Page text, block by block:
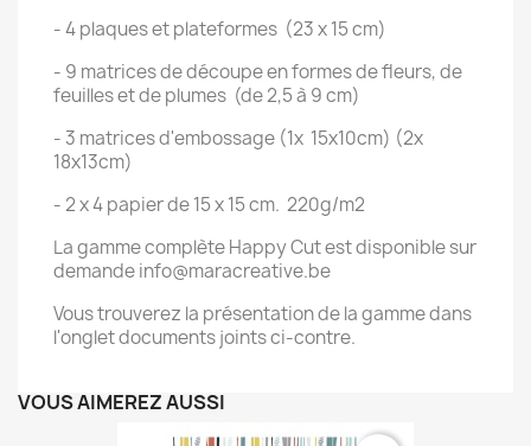
- 4 plaques et plateformes (23 x 15 cm)
- 9 matrices de découpe en formes de fleurs, de
feuilles et de plumes (de 2,5 à 9 cm)
- 3 matrices d'embossage (1x 15x10cm) (2x
18x13cm)
- 2 x 4 papier de 15 x 15 cm. 220g/m2
La gamme complète Happy Cut est disponible sur
demande info@maracreative.be
Vous trouverez la présentation de la gamme dans
l'onglet documents joints ci-contre.
VOUS AIMEREZ AUSSI